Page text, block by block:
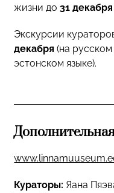
жизни до31
Экскурсии
декабря (на
эстонском языке).
Кураторы: Яана